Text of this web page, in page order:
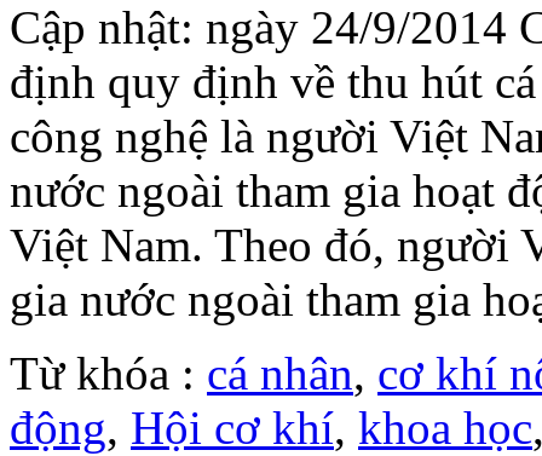
Cập nhật: ngày 24/9/2014
định quy định về thu hút
công nghệ là người Việt
nước ngoài tham gia hoạt
Việt Nam. Theo đó, người
gia nước ngoài tham gia
Từ khóa : cá nhân, cơ khí
động, Hội cơ khí, khoa học